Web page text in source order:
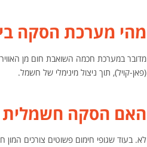
מהי מערכת הסקה
מדובר במערכת חכמה השואבת חום מן
(פאן-קויל), תוך ניצול מינימלי של חשמל.
האם הסקה חשמלית